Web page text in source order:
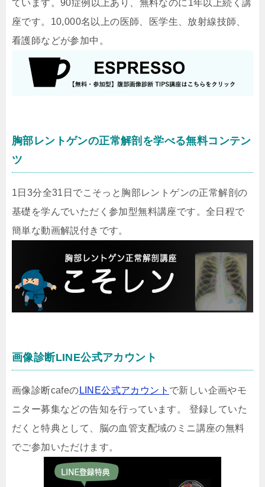
ています。90症例以上あり、無料なのに1年以上続く講
座です。10,000名以上の医師、医学生、放射線技師、
看護師などが参加中。
胸部レントゲンの正常解剖を学べる無料コンテン
ツ
1日3分全31日でこそっと胸部レントゲンの正常解剖の
基礎を学んでいただく参加型無料講座です。全日程で
簡単な動画解説付きです。
画像診断LINE公式アカウント
画像診断cafeの LINE公式アカウント で新しい企画やモ
ニター募集などの告知を行っています。 登録していた
だくと特典として、脳の血管支配域のミニ講座の無料
でご参加いただけます。